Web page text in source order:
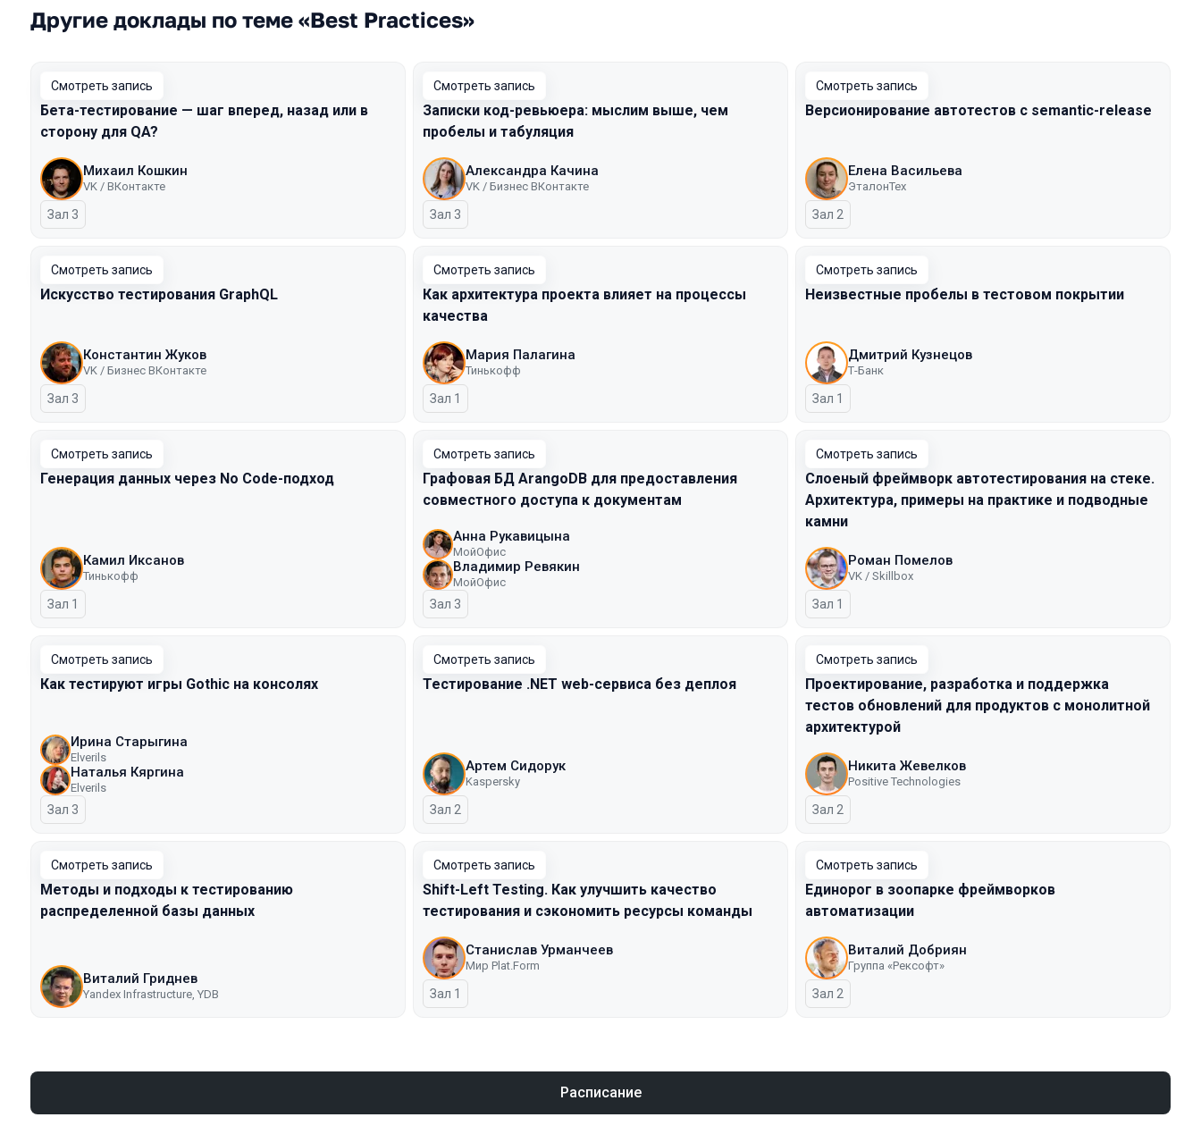
Другие доклады по теме «Best Practices»
Смотреть запись
Бета-тестирование — шаг вперед, назад или в
сторону для QA?
Михаил Кошкин
VK / ВКонтакте
Зал 3
Смотреть запись
Записки код-ревьюера: мыслим выше, чем
пробелы и табуляция
Александра Качина
VK / Бизнес ВКонтакте
Зал 3
Смотреть запись
Версионирование автотестов с semantic-release
Елена Васильева
ЭталонТех
Зал 2
Смотреть запись
Искусство тестирования GraphQL
Константин Жуков
VK / Бизнес ВКонтакте
Зал 3
Смотреть запись
Как архитектура проекта влияет на процессы
качества
Мария Палагина
Тинькофф
Зал 1
Смотреть запись
Неизвестные пробелы в тестовом покрытии
Дмитрий Кузнецов
Т-Банк
Зал 1
Смотреть запись
Генерация данных через No Code-подход
Камил Иксанов
Тинькофф
Зал 1
Смотреть запись
Графовая БД ArangoDB для предоставления
совместного доступа к документам
Анна Рукавицына
МойОфис
Владимир Ревякин
МойОфис
Зал 3
Смотреть запись
Слоеный фреймворк автотестирования на стеке.
Архитектура, примеры на практике и подводные
камни
Роман Помелов
VK / Skillbox
Зал 1
Смотреть запись
Как тестируют игры Gothic на консолях
Ирина Старыгина
Elverils
Наталья Кяргина
Elverils
Зал 3
Смотреть запись
Тестирование .NET web-сервиса без деплоя
Артем Сидорук
Kaspersky
Зал 2
Смотреть запись
Проектирование, разработка и поддержка
тестов обновлений для продуктов с монолитной
архитектурой
Никита Жевелков
Positive Technologies
Зал 2
Смотреть запись
Методы и подходы к тестированию
распределенной базы данных
Виталий Гриднев
Yandex Infrastructure, YDB
Смотреть запись
Shift-Left Testing. Как улучшить качество
тестирования и сэкономить ресурсы команды
Станислав Урманчеев
Мир Plat.Form
Зал 1
Смотреть запись
Единорог в зоопарке фреймворков
автоматизации
Виталий Добриян
Группа «Рексофт»
Зал 2
Расписание